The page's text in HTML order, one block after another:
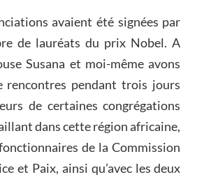
avaient été signées par
de lauréats du prix Nobel. A
Susana et moi-même avons
rencontres pendant trois jours
de certaines congrégations
dans cette région africaine,
de la Commission
et Paix, ainsi qu’avec les deux